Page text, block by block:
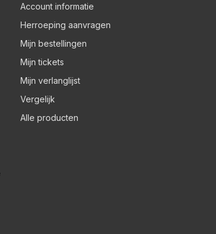
Account informatie
Herroeping aanvragen
Mijn bestellingen
Mijn tickets
Mijn verlanglijst
Vergelijk
Alle producten